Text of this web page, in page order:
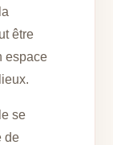
être
espace
se
de